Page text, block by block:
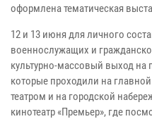
оформлена тематическая
12 и 13 июня для личного
военнослужащих и
культурно-массовый выход на
которые проходили на
театром и на городской
кинотеатр «Премьер», где